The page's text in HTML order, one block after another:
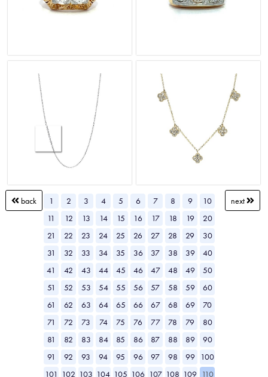
next
1 2 3 4 5 6 7 8 9
10
11
12 13 14 15 16 17 18 19
20
21
22 23 24 25 26 27 28 29
30
31
32 33 34 35 36 37 38 39
40
41
42 43 44 45 46 47 48 49
50
51
52 53 54 55 56 57 58 59
60
61
62 63 64 65 66 67 68 69
70
71
72 73 74 75 76 77 78 79
80
81
82 83 84 85 86 87 88 89
90
91
92 93 94 95 96 97 98 99
100
101
102 103 104 105 106 107 108 109 110
back